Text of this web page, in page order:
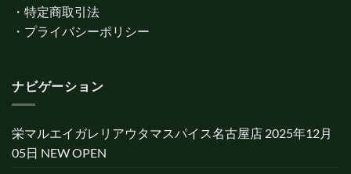
・ 特定商取引法
・ プライバシーポリシー
ナビゲーション
栄マルエイガレリアウタマスパイス名古屋店 2025年12月
05日 NEW OPEN